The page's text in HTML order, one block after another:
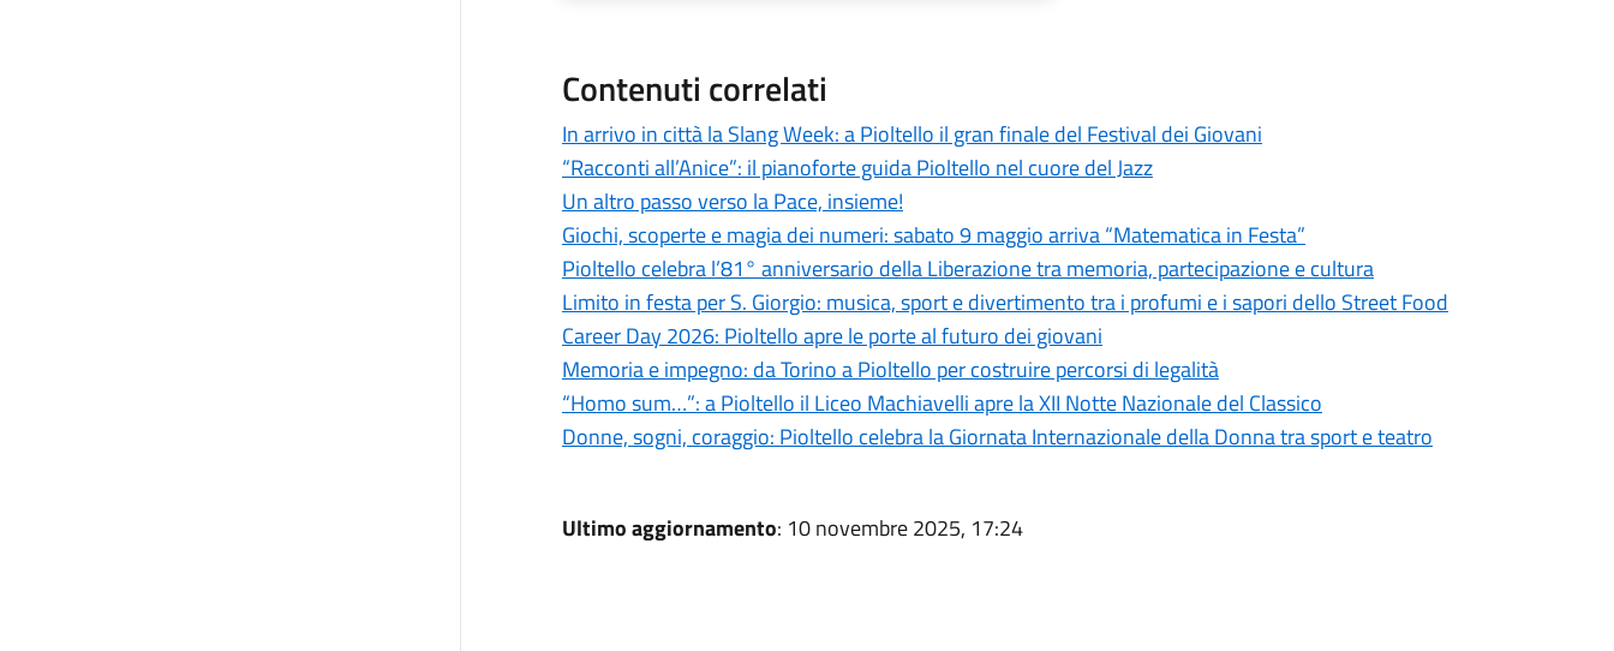
Contenuti correlati
In arrivo in città la Slang Week: a Pioltello il gran finale del Festival dei Giovani
“Racconti all’Anice”: il pianoforte guida Pioltello nel cuore del Jazz
Un altro passo verso la Pace, insieme!
Giochi, scoperte e magia dei numeri: sabato 9 maggio arriva “Matematica in Festa”
Pioltello celebra l’81° anniversario della Liberazione tra memoria, partecipazione e cultura
Limito in festa per S. Giorgio: musica, sport e divertimento tra i profumi e i sapori dello Street Food
Career Day 2026: Pioltello apre le porte al futuro dei giovani
Memoria e impegno: da Torino a Pioltello per costruire percorsi di legalità
“Homo sum…”: a Pioltello il Liceo Machiavelli apre la XII Notte Nazionale del Classico
Donne, sogni, coraggio: Pioltello celebra la Giornata Internazionale della Donna tra sport e teatro
Ultimo aggiornamento: 10 novembre 2025, 17:24